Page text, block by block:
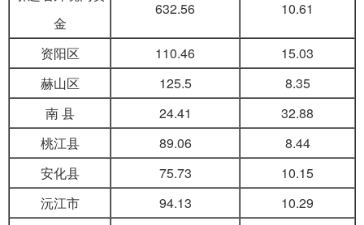
金
632.56 10.61
资阳区 110.46
15.03
赫山区
125.5
8.35
南 县
24.41
32.88
桃江县
89.06
8.44
安化县
75.73
10.15
沅江市
94.13
10.29